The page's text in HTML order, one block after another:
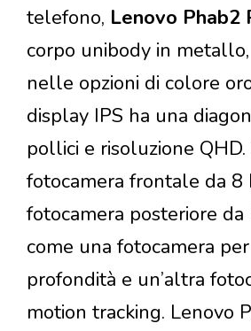
telefono, Lenovo Phab2
corpo unibody in
nelle opzioni di colore
display IPS ha una
pollici e risoluzione QHD.
fotocamera frontale da 8
fotocamera posteriore da
come una fotocamera
profondità e un’altra
motion tracking. Lenovo